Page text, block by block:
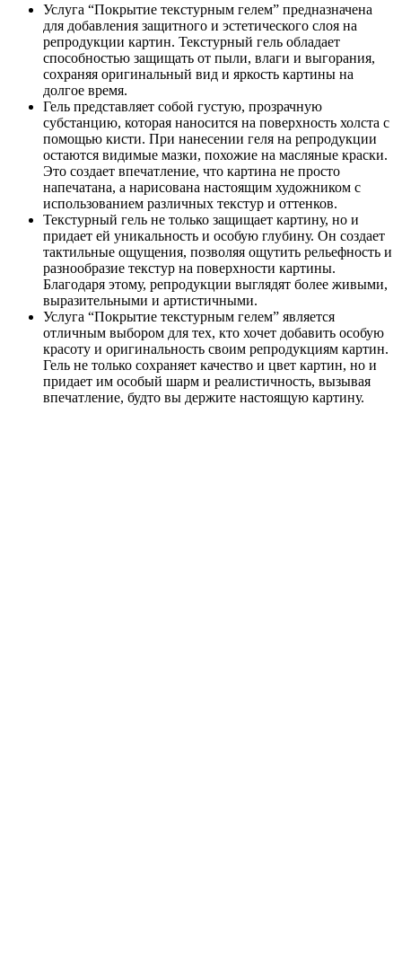
Услуга “Покрытие текстурным гелем” предназначена
для добавления защитного и эстетического слоя на
репродукции картин. Текстурный гель обладает
способностью защищать от пыли, влаги и выгорания,
сохраняя оригинальный вид и яркость картины на
долгое время.
Гель представляет собой густую, прозрачную
субстанцию, которая наносится на поверхность холста с
помощью кисти. При нанесении геля на репродукции
остаются видимые мазки, похожие на масляные краски.
Это создает впечатление, что картина не просто
напечатана, а нарисована настоящим художником с
использованием различных текстур и оттенков.
Текстурный гель не только защищает картину, но и
придает ей уникальность и особую глубину. Он создает
тактильные ощущения, позволяя ощутить рельефность и
разнообразие текстур на поверхности картины.
Благодаря этому, репродукции выглядят более живыми,
выразительными и артистичными.
Услуга “Покрытие текстурным гелем” является
отличным выбором для тех, кто хочет добавить особую
красоту и оригинальность своим репродукциям картин.
Гель не только сохраняет качество и цвет картин, но и
придает им особый шарм и реалистичность, вызывая
впечатление, будто вы держите настоящую картину.